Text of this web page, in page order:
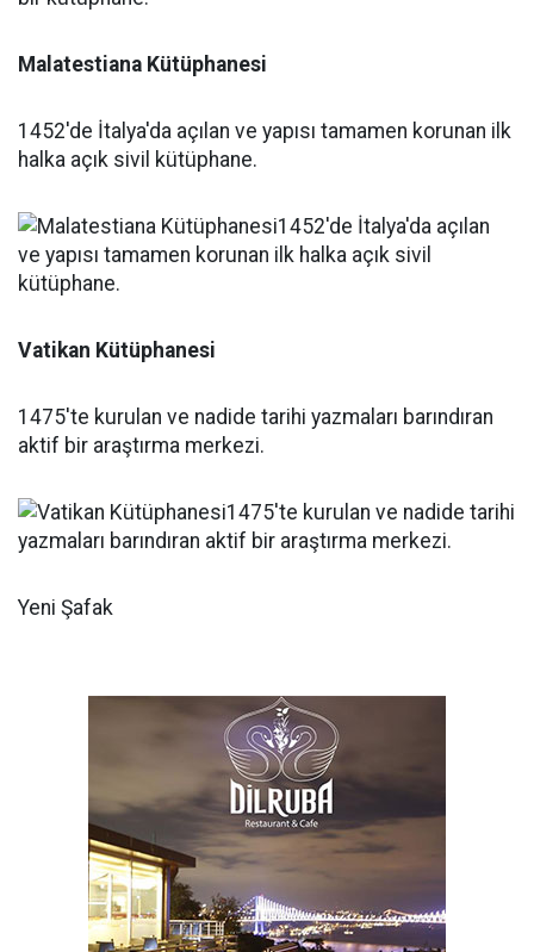
Malatestiana Kütüphanesi
1452'de İtalya'da açılan ve yapısı tamamen korunan ilk
halka açık sivil kütüphane.
Vatikan Kütüphanesi
1475'te kurulan ve nadide tarihi yazmaları barındıran
aktif bir araştırma merkezi.
Yeni Şafak